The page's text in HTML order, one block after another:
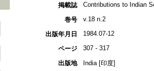
掲載誌 Contributions to Indian
巻号 v.18 n.2
出版年月日 1984.07-12
ページ 307 - 317
出版地
India [印度]